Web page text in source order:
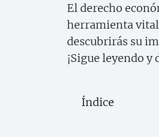
El derecho
herramienta vital
descubrirás su
¡Sigue leyendo y
Índice